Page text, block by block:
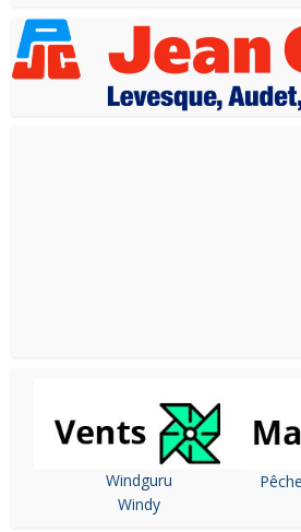
Windguru
Windy